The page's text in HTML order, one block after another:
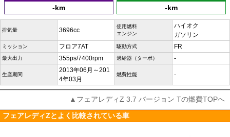
-km -km
排気量 3696cc
使用燃料
エンジン
ハイオク
ガソリン
ミッション フロア7AT 駆動方式 FR
最大出力 355ps/7400rpm 過給器（ターボ） -
生産期間
2013年06月～201
4年03月
燃費性能 -
▲フェアレディZ 3.7 バージョン Tの燃費TOPへ
フェアレディZとよく比較されている車